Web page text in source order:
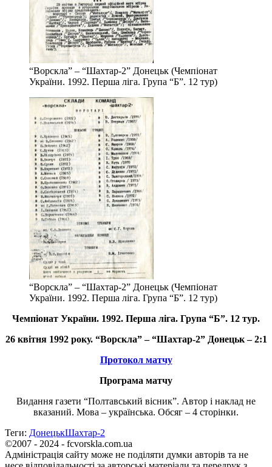
“Ворскла” – “Шахтар-2” Донецьк (Чемпіонат
України. 1992. Перша ліга. Група “Б”. 12 тур)
“Ворскла” – “Шахтар-2” Донецьк (Чемпіонат
України. 1992. Перша ліга. Група “Б”. 12 тур)
Чемпіонат України. 1992. Перша ліга. Група “Б”. 12 тур.
26 квітня 1992 року. “Ворскла” – “Шахтар-2” Донецьк – 2:1
Протокол матчу
Програма матчу
Видання газети “Полтавський вісник”. Автор і наклад не
вказаний. Мова – українська. Обсяг – 4 сторінки.
Теги: ДонецькШахтар-2
©2007 - 2024 - fcvorskla.com.ua
Адміністрація сайту може не поділяти думки авторів та не